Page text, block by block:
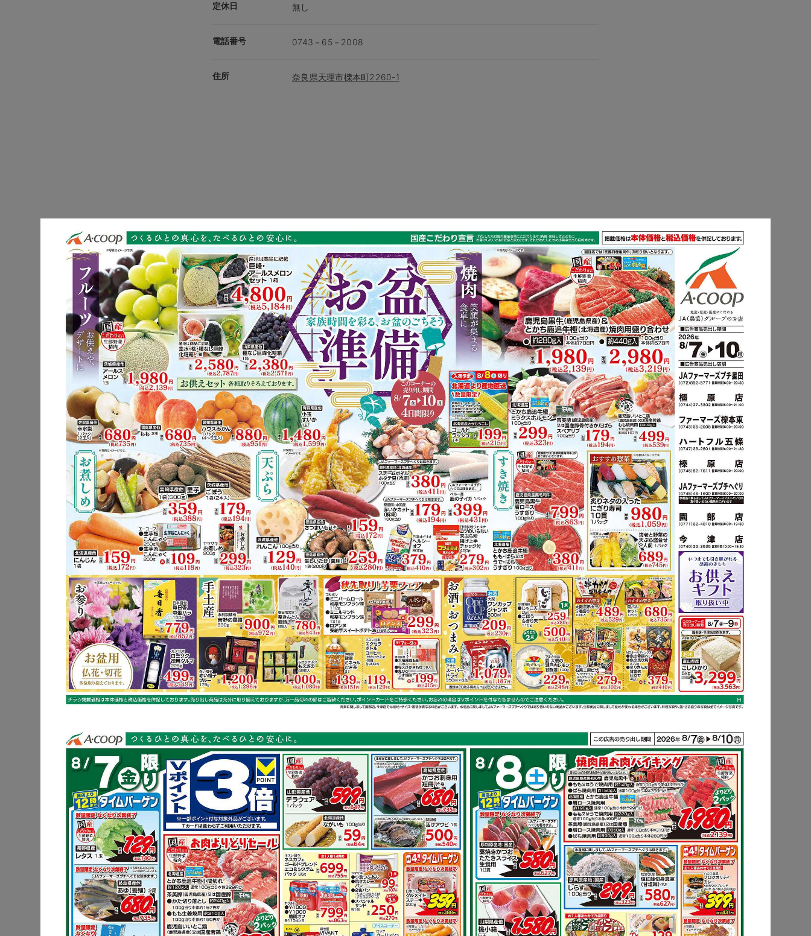
定休日 無し
電話番号 0743－65－2008
住所 奈良県天理市櫟本町2260-1
公式サイト https://www.acoop-kinki.co.jp/shop/details-ichinomotohigashi.html
駐車場 有り（80台）
電子マネー Vマネー
チラシ掲載商品からレシピを探す
豚肩ロース キャベツ さつまいも
長芋 ニラ マグロ
豚肩ロースで作れるレシピ もっと見る
豚肩ロースとオクラのガ
リバタ炒め
豚肩ロースのピリ辛竜田
揚げ
その他のレシピ